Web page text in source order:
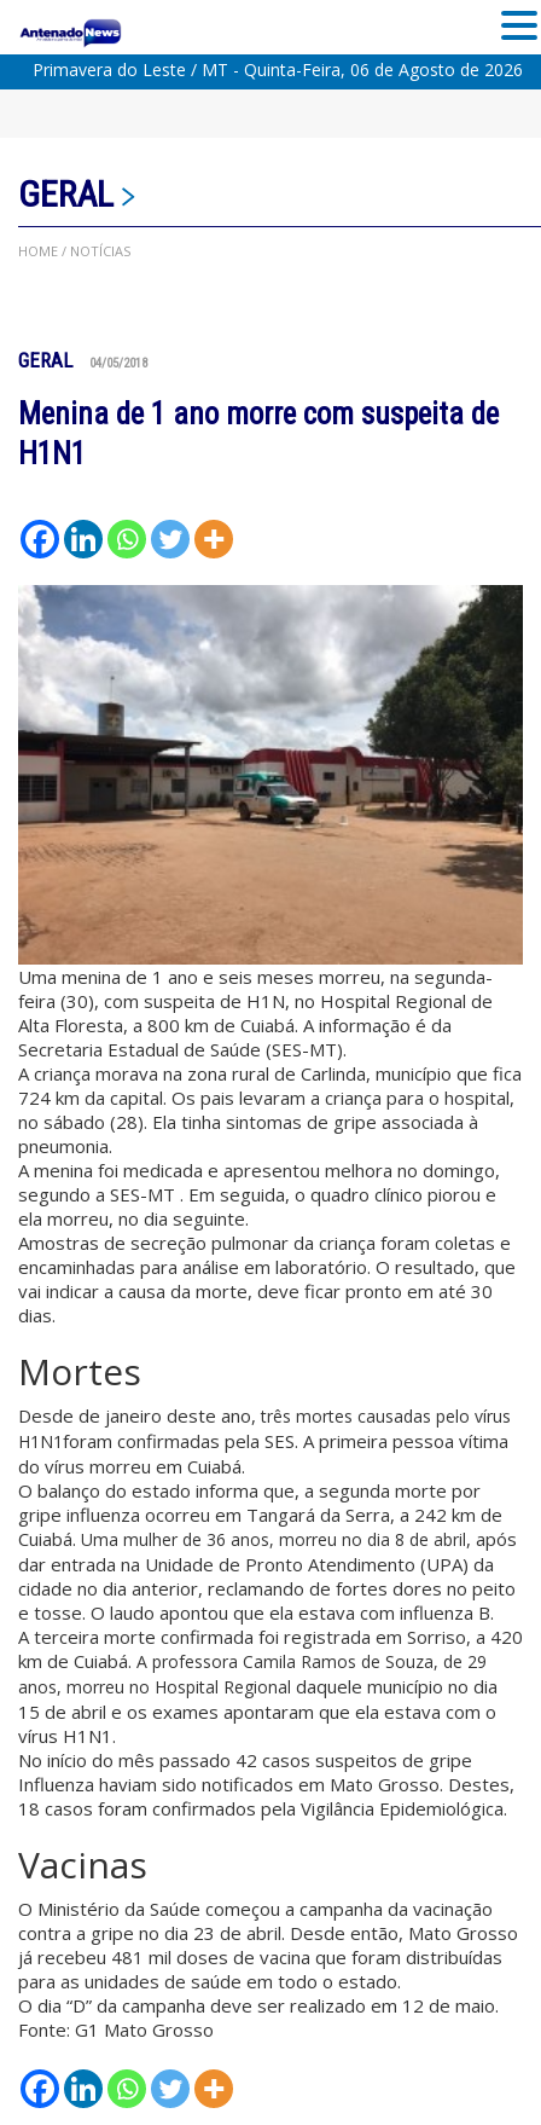
Primavera do Leste / MT - Quinta-Feira, 06 de Agosto de 2026
GERAL
HOME / NOTÍCIAS
GERAL 04/05/2018
Menina de 1 ano morre com suspeita de
H1N1
Uma menina de 1 ano e seis meses morreu, na segunda-
feira (30), com suspeita de H1N, no Hospital Regional de
Alta Floresta, a 800 km de Cuiabá. A informação é da
Secretaria Estadual de Saúde (SES-MT).
A criança morava na zona rural de Carlinda, município que fica
724 km da capital. Os pais levaram a criança para o hospital,
no sábado (28). Ela tinha sintomas de gripe associada à
pneumonia.
A menina foi medicada e apresentou melhora no domingo,
segundo a SES-MT . Em seguida, o quadro clínico piorou e
ela morreu, no dia seguinte.
Amostras de secreção pulmonar da criança foram coletas e
encaminhadas para análise em laboratório. O resultado, que
vai indicar a causa da morte, deve ficar pronto em até 30
dias.
Mortes
Desde de janeiro deste ano,três mortes causadas pelo vírus
H1N1foram confirmadas pela SES. A primeira pessoa vítima
do vírus morreu em Cuiabá.
O balanço do estado informa que, a segunda morte por
gripe influenza ocorreu em Tangará da Serra, a 242 km de
Cuiabá. Uma mulher de 36 anos, morreu no dia 8 de abril, após
dar entrada na Unidade de Pronto Atendimento (UPA) da
cidade no dia anterior, reclamando de fortes dores no peito
e tosse. O laudo apontou que ela estava com influenza B.
A terceira morte confirmada foi registrada em Sorriso, a 420
km de Cuiabá. A professora Camila Ramos de Souza, de 29
anos, morreu no Hospital Regional daquele município no dia
15 de abril e os exames apontaram que ela estava com o
vírus H1N1.
No início do mês passado 42 casos suspeitos de gripe
Influenza haviam sido notificados em Mato Grosso. Destes,
18 casos foram confirmados pela Vigilância Epidemiológica.
Vacinas
O Ministério da Saúde começou a campanha da vacinação
contra a gripe no dia 23 de abril. Desde então, Mato Grosso
já recebeu 481 mil doses de vacina que foram distribuídas
para as unidades de saúde em todo o estado.
O dia “D” da campanha deve ser realizado em 12 de maio.
Fonte: G1 Mato Grosso